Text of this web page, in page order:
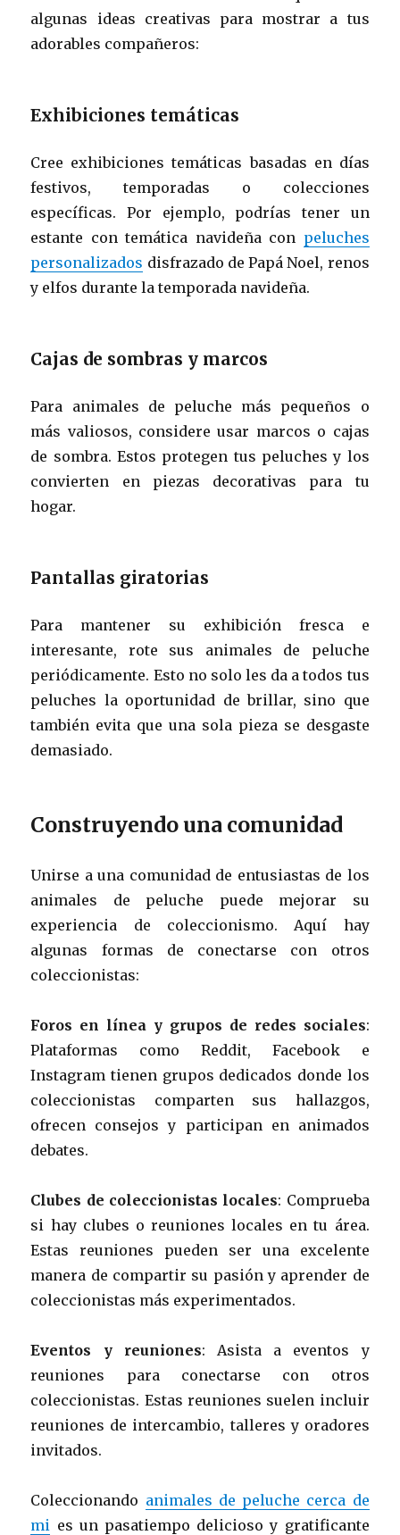
algunas ideas creativas para mostrar a tus
adorables compañeros:
Exhibiciones temáticas
Cree exhibiciones temáticas basadas en días
festivos, temporadas o colecciones
específicas. Por ejemplo, podrías tener un
estante con temática navideña con peluches
personalizados disfrazado de Papá Noel, renos
y elfos durante la temporada navideña.
Cajas de sombras y marcos
Para animales de peluche más pequeños o
más valiosos, considere usar marcos o cajas
de sombra. Estos protegen tus peluches y los
convierten en piezas decorativas para tu
hogar.
Pantallas giratorias
Para mantener su exhibición fresca e
interesante, rote sus animales de peluche
periódicamente. Esto no solo les da a todos tus
peluches la oportunidad de brillar, sino que
también evita que una sola pieza se desgaste
demasiado.
Construyendo una comunidad
Unirse a una comunidad de entusiastas de los
animales de peluche puede mejorar su
experiencia de coleccionismo. Aquí hay
algunas formas de conectarse con otros
coleccionistas:
Foros en línea y grupos de redes sociales:
Plataformas como Reddit, Facebook e
Instagram tienen grupos dedicados donde los
coleccionistas comparten sus hallazgos,
ofrecen consejos y participan en animados
debates.
Clubes de coleccionistas locales: Comprueba
si hay clubes o reuniones locales en tu área.
Estas reuniones pueden ser una excelente
manera de compartir su pasión y aprender de
coleccionistas más experimentados.
Eventos y reuniones: Asista a eventos y
reuniones para conectarse con otros
coleccionistas. Estas reuniones suelen incluir
reuniones de intercambio, talleres y oradores
invitados.
Coleccionando animales de peluche cerca de
mi es un pasatiempo delicioso y gratificante